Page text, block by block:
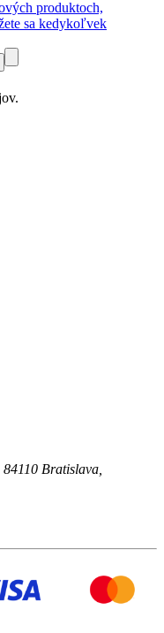
produktoch,
sa kedykoľvek
84110 Bratislava,